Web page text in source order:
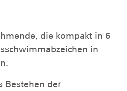
die kompakt in 6
in
Bestehen der